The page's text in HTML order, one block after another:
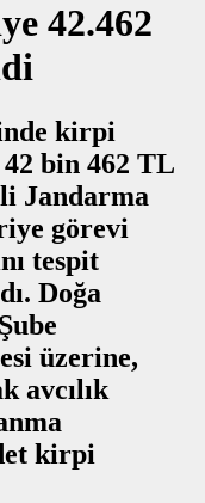
42.462
kirpi
bin 462 TL
Jandarma
görevi
tespit
Doğa
üzerine,
avcılık
kirpi